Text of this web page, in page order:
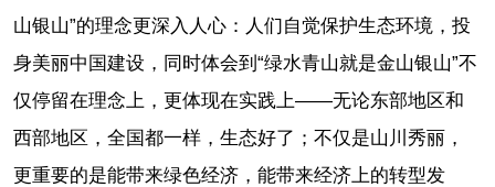
山银山”的理念更深入人心：人们自觉保护生态环境，投
身美丽中国建设，同时体会到“绿水青山就是金山银山”不
仅停留在理念上，更体现在实践上——无论东部地区和
西部地区，全国都一样，生态好了；不仅是山川秀丽，
更重要的是能带来绿色经济，能带来经济上的转型发